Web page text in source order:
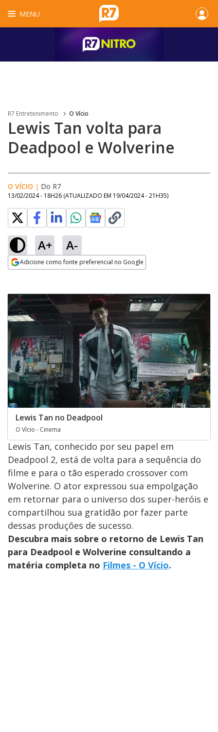
MENU
R7 Entretenimento O Vício
Lewis Tan volta para
Deadpool e Wolverine
O VÍCIO | Do R7
13/02/2024 - 18H26 (ATUALIZADO EM 19/04/2024 - 21H35)
A+ A-
Adicione como fonte preferencial no Google
Lewis Tan no Deadpool
O Vício - Cinema
Lewis Tan, conhecido por seu papel em
Deadpool 2, está de volta para a sequência do
filme e para o tão esperado crossover com
Wolverine. O ator expressou sua empolgação
em retornar para o universo dos super-heróis e
compartilhou sua gratidão por fazer parte
dessas produções de sucesso.
Descubra mais sobre o retorno de Lewis Tan
para Deadpool e Wolverine consultando a
matéria completa no Filmes - O Vício.